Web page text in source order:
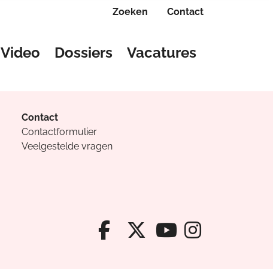
Zoeken Contact
Video Dossiers Vacatures
Contact
Contactformulier
Veelgestelde vragen
Facebook van
X van